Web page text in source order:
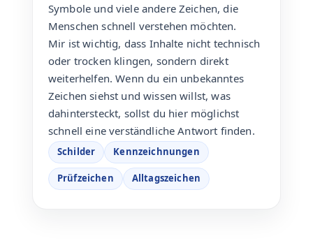
Symbole und viele andere Zeichen, die
Menschen schnell verstehen möchten.
Mir ist wichtig, dass Inhalte nicht technisch
oder trocken klingen, sondern direkt
weiterhelfen. Wenn du ein unbekanntes
Zeichen siehst und wissen willst, was
dahintersteckt, sollst du hier möglichst
schnell eine verständliche Antwort finden.
Schilder Kennzeichnungen
Prüfzeichen Alltagszeichen